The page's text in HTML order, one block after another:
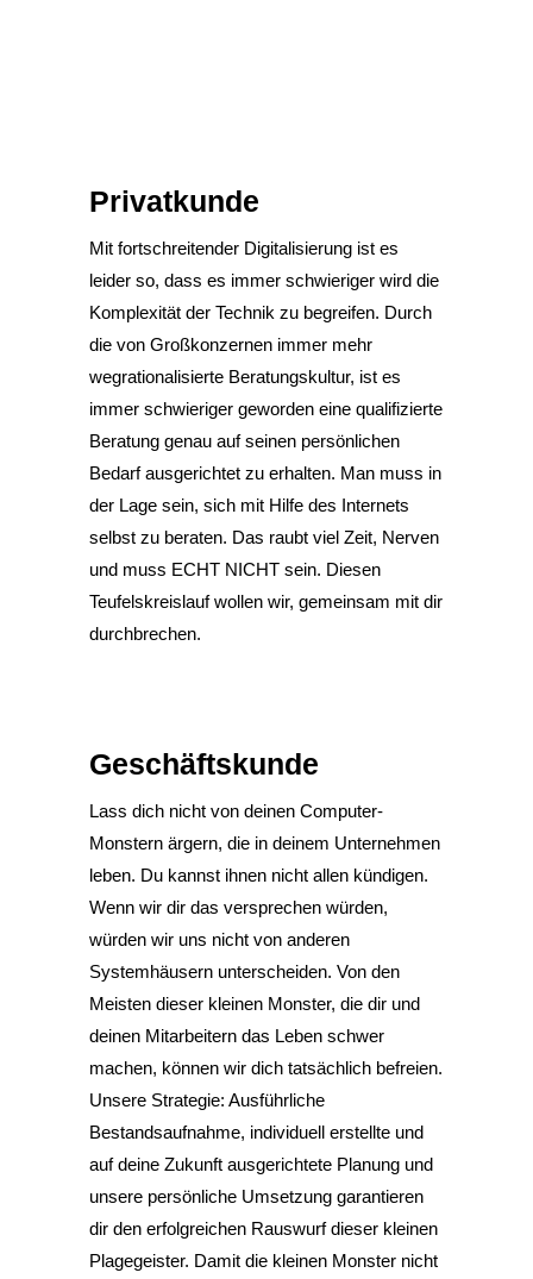
Privatkunde
Mit fortschreitender Digitalisierung ist es
leider so, dass es immer schwieriger wird die
Komplexität der Technik zu begreifen. Durch
die von Großkonzernen immer mehr
wegrationalisierte Beratungskultur, ist es
immer schwieriger geworden eine qualifizierte
Beratung genau auf seinen persönlichen
Bedarf ausgerichtet zu erhalten. Man muss in
der Lage sein, sich mit Hilfe des Internets
selbst zu beraten. Das raubt viel Zeit, Nerven
und muss ECHT NICHT sein. Diesen
Teufelskreislauf wollen wir, gemeinsam mit dir
durchbrechen.
Geschäftskunde
Lass dich nicht von deinen Computer-
Monstern ärgern, die in deinem Unternehmen
leben. Du kannst ihnen nicht allen kündigen.
Wenn wir dir das versprechen würden,
würden wir uns nicht von anderen
Systemhäusern unterscheiden. Von den
Meisten dieser kleinen Monster, die dir und
deinen Mitarbeitern das Leben schwer
machen, können wir dich tatsächlich befreien.
Unsere Strategie: Ausführliche
Bestandsaufnahme, individuell erstellte und
auf deine Zukunft ausgerichtete Planung und
unsere persönliche Umsetzung garantieren
dir den erfolgreichen Rauswurf dieser kleinen
Plagegeister. Damit die kleinen Monster nicht